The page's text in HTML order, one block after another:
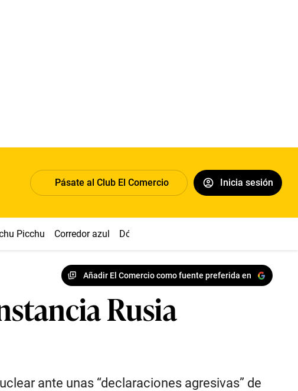
Pásate al Club El Comercio Inicia sesión
Picchu Corredor azul Dólar
Añadir El Comercio como fuente preferida en
Rusia
ante unas “declaraciones agresivas” de